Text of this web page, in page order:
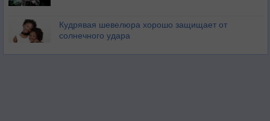
Кудрявая шевелюра хорошо защищает от
солнечного удара